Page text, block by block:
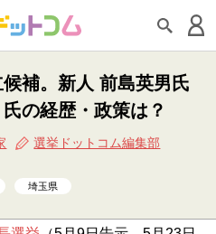
補。新人 前島英男氏
の経歴・政策は？
選挙ドットコム編集部
埼玉県